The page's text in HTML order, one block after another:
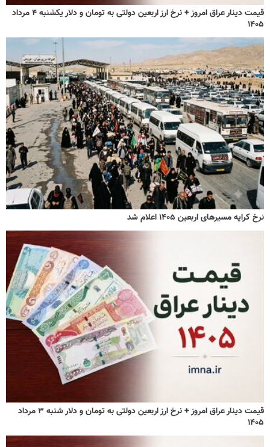
قیمت دینار عراق امروز + نرخ ارز اربعین دولتی به تومان و دلار یکشنبه ۴ مرداد
۱۴۰۵
نرخ کرایه مسیرهای اربعین ۱۴۰۵ اعلام شد
قیمت دینار عراق امروز + نرخ ارز اربعین دولتی به تومان و دلار شنبه ۳ مرداد
۱۴۰۵